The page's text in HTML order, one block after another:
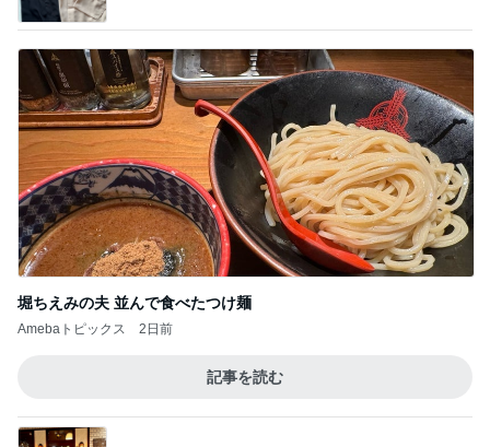
堀ちえみの夫 並んで食べたつけ麺
Amebaトピックス 2日前
記事を読む